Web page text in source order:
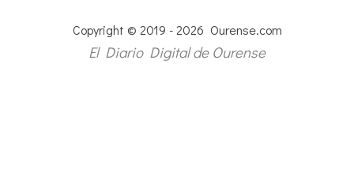
Copyright © 2019 - 2026 Ourense.com
El Diario Digital de Ourense